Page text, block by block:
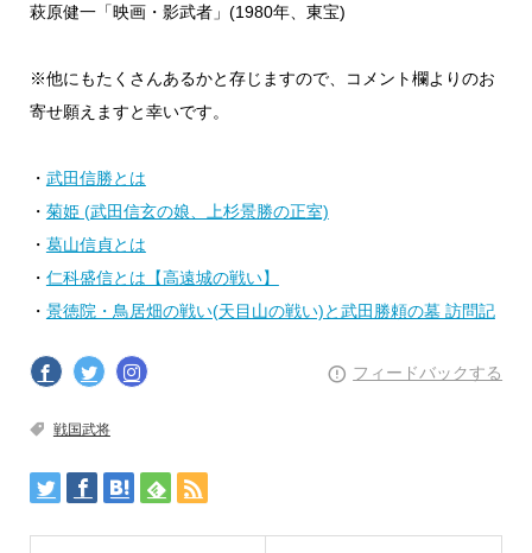
萩原健一「映画・影武者」(1980年、東宝)
※他にもたくさんあるかと存じますので、コメント欄よりのお
寄せ願えますと幸いです。
・ 武田信勝とは
・ 菊姫 (武田信玄の娘、上杉景勝の正室)
・ 葛山信貞とは
・ 仁科盛信とは【高遠城の戦い】
・ 景徳院・鳥居畑の戦い(天目山の戦い)と武田勝頼の墓 訪問記
フィードバックする
戦国武将